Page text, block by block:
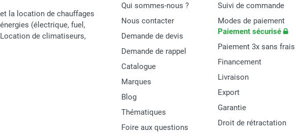
1 300 m³/h
la location de chauffages
(électrique, fuel,
de climatiseurs,
Qui sommes-nous ?
Nous contacter
Demande de devis
Demande de rappel
Catalogue
Marques
Blog
Thématiques
Foire aux questions
Suivi de commande
Modes de paiement
Paiement sécurisé
Paiement 3x sans frais
Financement
Livraison
Export
Garantie
Droit de rétractation